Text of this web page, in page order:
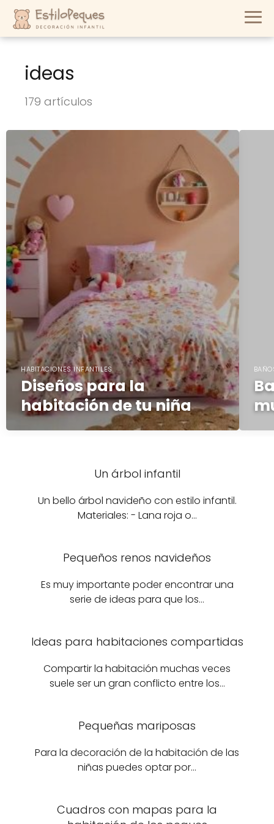
ideas
179 artículos
HABITACIONES INFANTILES
Diseños para la
habitación de tu niña
Un árbol infantil
Un bello árbol navideño con estilo infantil.
Materiales: - Lana roja o…
Pequeños renos navideños
Es muy importante poder encontrar una
serie de ideas para que los…
Ideas para habitaciones compartidas
Compartir la habitación muchas veces
suele ser un gran conflicto entre los…
Pequeñas mariposas
Para la decoración de la habitación de las
niñas puedes optar por…
Cuadros con mapas para la